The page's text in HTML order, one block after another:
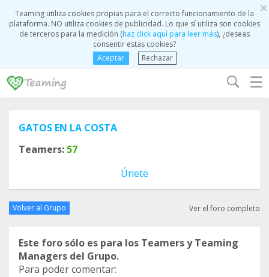
×
Teaming utiliza cookies propias para el correcto funcionamiento de la
plataforma. NO utiliza cookies de publicidad. Lo que sí utiliza son cookies
de terceros para la medición (haz click aquí para leer más), ¿deseas
consentir estas cookies?
Aceptar
Rechazar
☰
GATOS EN LA COSTA
Teamers: 57
Únete
Volver al Grupo Ver el foro completo
Este foro sólo es para los Teamers y Teaming
Managers del Grupo.
Para poder comentar: